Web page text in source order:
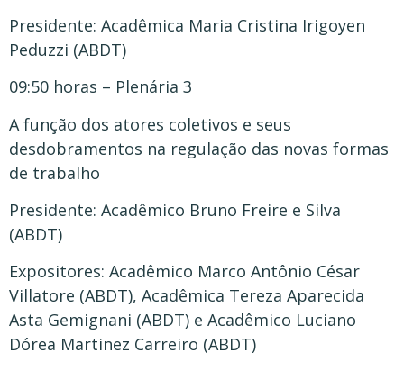
Presidente: Acadêmica Maria Cristina Irigoyen
Peduzzi (ABDT)
09:50 horas – Plenária 3
A função dos atores coletivos e seus
desdobramentos na regulação das novas formas
de trabalho
Presidente: Acadêmico Bruno Freire e Silva
(ABDT)
Expositores: Acadêmico Marco Antônio César
Villatore (ABDT), Acadêmica Tereza Aparecida
Asta Gemignani (ABDT) e Acadêmico Luciano
Dórea Martinez Carreiro (ABDT)